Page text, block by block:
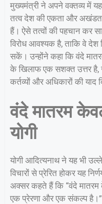
मुख्यमंत्री ने अपने वक्तव्य में
तत्व देश की एकता और
हैं। ऐसे तत्वों की पहचान कर
विरोध आवश्यक है, ताकि वे देश
सकें। उन्होंने कहा कि वंदे
के खिलाफ एक सशक्त उत्तर है,
कर्तव्यों और अधिकारों की याद
वंदे मातरम
योगी
योगी आदित्यनाथ ने यह भी
विचारों से प्रेरित होकर यह
अक्सर कहते हैं कि “वंदे मातरम
एक प्रेरणा और एक संकल्प है।”